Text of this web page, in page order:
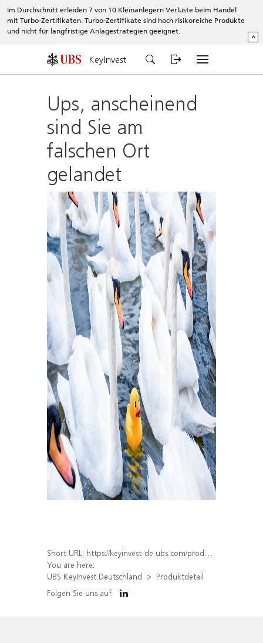
Im Durchschnitt erleiden 7 von 10 Kleinanlegern Verluste beim Handel
mit Turbo-Zertifikaten. Turbo-Zertifikate sind hoch risikoreiche Produkte
und nicht für langfristige Anlagestrategien geeignet.
^
KeyInvest
Ups, anscheinend
sind Sie am
falschen Ort
gelandet
Short URL: https://keyinvest-de.ubs.com/produkt/detail/index/isin/DE000WA4HXY0
You are here:
UBS KeyInvest Deutschland
Produktdetail
Folgen Sie uns auf